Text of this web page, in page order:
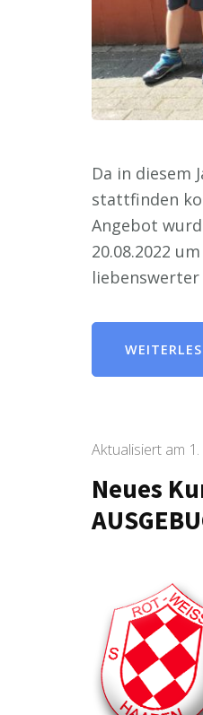
Da in diesem
stattfinden
Angebot
20.08.2022
Aktualisiert am
Neues